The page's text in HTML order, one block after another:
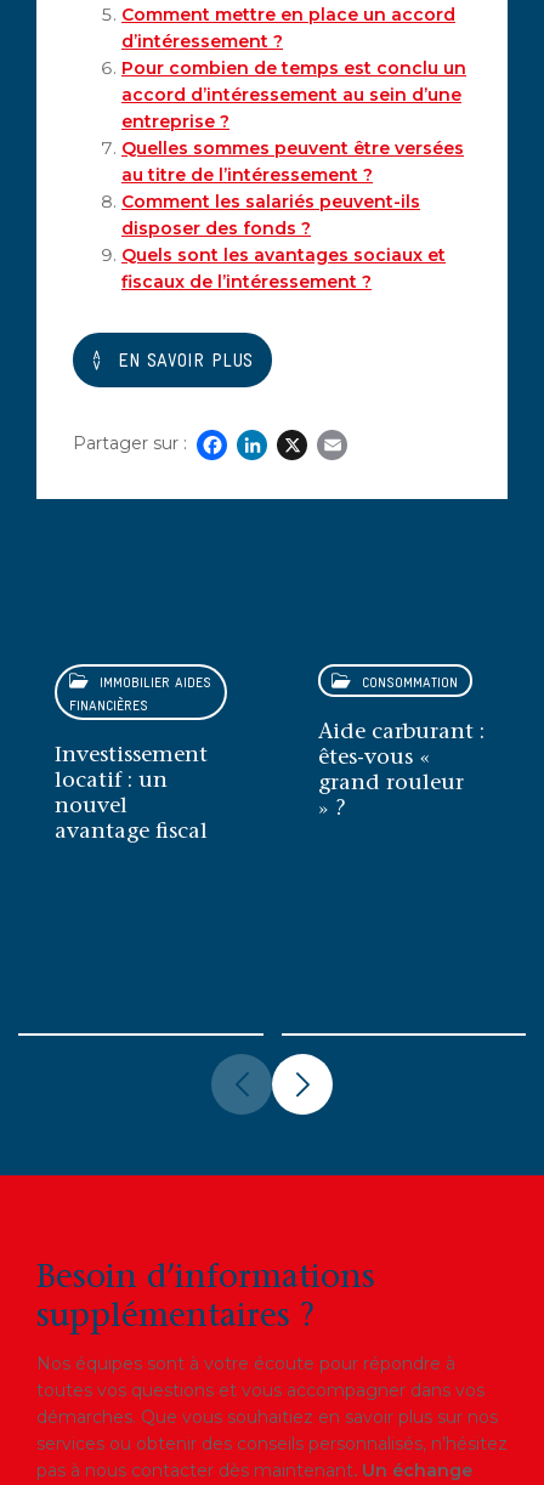
Comment mettre en place un accord
d’intéressement ?
Pour combien de temps est conclu un
accord d’intéressement au sein d’une
entreprise ?
Quelles sommes peuvent être versées
au titre de l’intéressement ?
Comment les salariés peuvent-ils
disposer des fonds ?
Quels sont les avantages sociaux et
fiscaux de l’intéressement ?
EN SAVOIR PLUS
Partager sur :
Facebook
LinkedIn
X Email
IMMOBILIER AIDES
FINANCIÈRES
Investissement
locatif : un
nouvel
avantage fiscal
CONSOMMATION
Aide carburant :
êtes-vous «
grand rouleur
» ?
Besoin d’informations
supplémentaires ?
Nos équipes sont à votre écoute pour répondre à
toutes vos questions et vous accompagner dans vos
démarches. Que vous souhaitiez en savoir plus sur nos
services ou obtenir des conseils personnalisés, n’hésitez
pas à nous contacter dès maintenant. Un échange